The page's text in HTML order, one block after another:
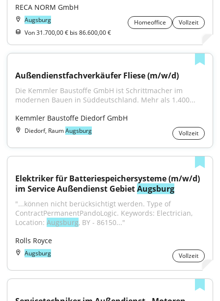
RECA NORM GmbH
Augsburg Homeoffice
Vollzeit
Von 31.700,00 € bis 86.600,00 €
Außendienstfachverkäufer Fliese (m/w/d)
Die Kemmler Baustoffe GmbH ist Schrittmacher im
modernen Bauen in Süddeutschland. Mehr als 1.400...
Kemmler Baustoffe Diedorf GmbH
Diedorf, RaumAugsburg Vollzeit
Elektriker für Batteriespeichersysteme (m/w/d)
im Service Außendienst Gebiet Augsburg
"...können nicht berücksichtigt werden. Type of
ContractPermanentPandoLogic. Keywords: Electrician,
Location: Augsburg, BY - 86150..."
Rolls Royce
Augsburg Vollzeit